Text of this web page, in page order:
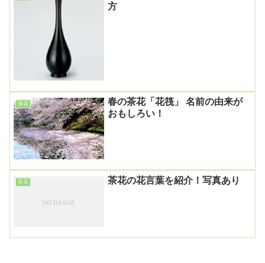
方
茶花
春の茶花「花筏」 名前の由来が
おもしろい！
茶花 茶花の花言葉を紹介！写真あり